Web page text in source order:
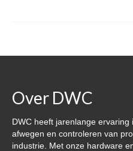
Complete weeglijnen
Accessoires &
Software
Over DWC
DWC heeft jarenlange
afwegen en controleren van
industrie. Met onze hardware